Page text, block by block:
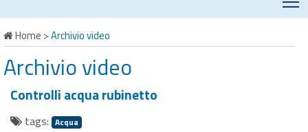
Home >Archivio video
Archivio video
Controlli acqua rubinetto
tags: Acqua